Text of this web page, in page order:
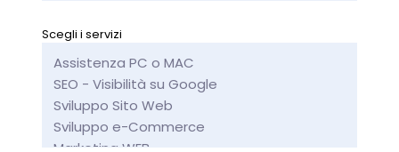
Scegli i servizi